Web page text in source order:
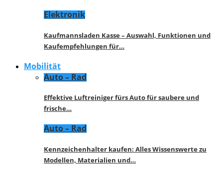
Elektronik
Kaufmannsladen Kasse – Auswahl, Funktionen und
Kaufempfehlungen für…
Mobilität
Auto – Rad
Effektive Luftreiniger fürs Auto für saubere und
frische…
Auto – Rad
Kennzeichenhalter kaufen: Alles Wissenswerte zu
Modellen, Materialien und…